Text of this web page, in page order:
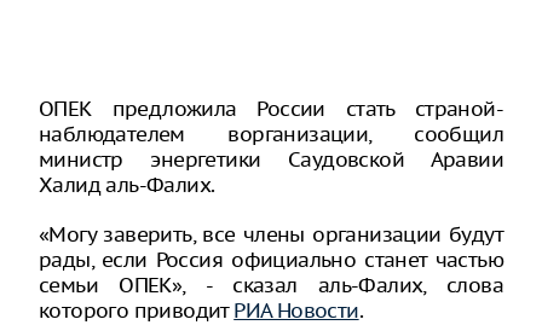
ОПЕК предложила России стать страной-
наблюдателем ворганизации, сообщил
министр энергетики Саудовской Аравии
Халид аль-Фалих.
«Могу заверить, все члены организации будут
рады, если Россия официально станет частью
семьи ОПЕК», - сказал аль-Фалих, слова
которого приводитРИА Новости.